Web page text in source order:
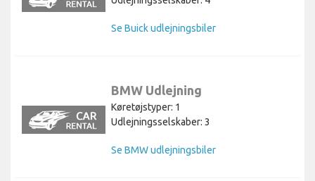
Udlejningsselskaber: 4
Se Buick udlejningsbiler
BMW Udlejning
Køretøjstyper: 1
Udlejningsselskaber: 3
Se BMW udlejningsbiler